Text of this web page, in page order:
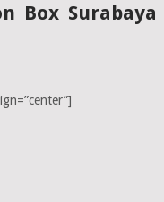
Box Surabaya